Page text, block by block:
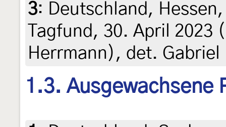
3: Deutschland,
Tagfund, 30. April
Herrmann), det. Gabriel
1.3. Ausgewachsene